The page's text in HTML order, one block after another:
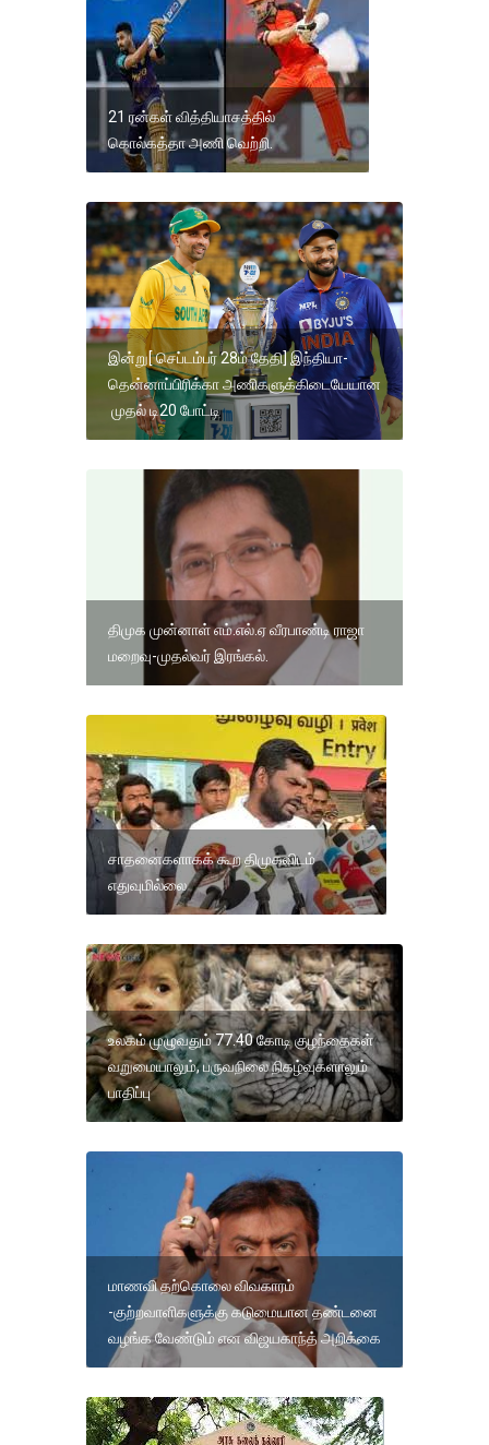
21 ரன்கள் வித்தியாசத்தில்
கொல்கத்தா அணி வெற்றி.
இன்று[ செப்டம்பர் 28ம் தேதி] இந்தியா-
தென்னாப்பிரிக்கா அணிகளுக்கிடையேயான
முதல் டி20 போட்டி
திமுக முன்னாள் எம்.எல்.ஏ வீரபாண்டி ராஜா
மறைவு-முதல்வர் இரங்கல்.
சாதனைகளாகக் கூற திமுகவிடம்
எதுவுமில்லை
உலகம் முழுவதும் 77.40 கோடி குழந்தைகள்
வறுமையாலும், பருவநிலை நிகழ்வுகளாலும்
பாதிப்பு
மாணவி தற்கொலை விவகாரம்
-குற்றவாளிகளுக்கு கடுமையான தண்டனை
வழங்க வேண்டும் என விஜயகாந்த் அறிக்கை